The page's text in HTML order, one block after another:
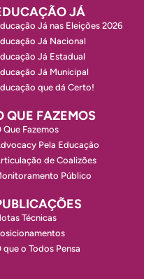
JÁ
Já nas Eleições 2026
Já Nacional
Já Estadual
Já Municipal
que dá Certo!
QUE FAZEMOS
Que Fazemos
Pela Educação
de Coalizões
Público
Técnicas
que o Todos Pensa